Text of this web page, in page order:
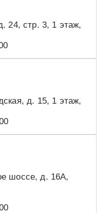
24, стр. 3, 1 этаж,
д. 15, 1 этаж,
шоссе, д. 16А,